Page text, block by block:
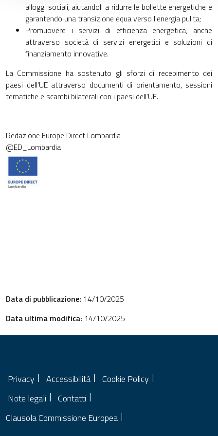
alloggi sociali, aiutandoli a ridurre le bollette energetiche e
garantendo una transizione equa verso l'energia pulita;
Promuovere i servizi di efficienza energetica, anche
attraverso società di servizi energetici e soluzioni di
finanziamento innovative.
La Commissione ha sostenuto gli sforzi di recepimento dei
paesi dell'UE attraverso documenti di orientamento, sessioni
tematiche e scambi bilaterali con i paesi dell'UE.
Redazione Europe Direct Lombardia
@ED_Lombardia
Data di pubblicazione: 14/10/2025
Data ultima modifica: 14/10/2025
Privacy Accessibilità
Cookie Policy
Note legali
Contatti
Clausola Commissione Europea